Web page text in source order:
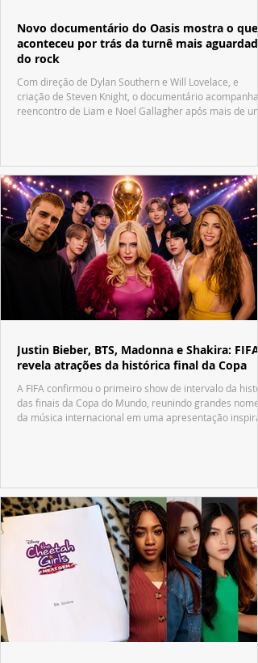
Novo documentário do Oasis mostra o que
aconteceu por trás da turnê mais aguardada
do rock
Com direção de Dylan Southern e Will Lovelace, e
criação de Steven Knight, o documentário acompanha
reencontro de Liam e Noel Gallagher após mais de
Justin Bieber, BTS, Madonna e Shakira: FIFA
revela atrações da histórica final da Copa
A FIFA confirmou o primeiro show de intervalo da
das finais da Copa do Mundo, reunindo grandes nomes
da música internacional em uma apresentação